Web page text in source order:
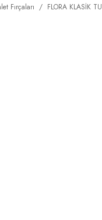
Fırçaları FLORA KLASİK